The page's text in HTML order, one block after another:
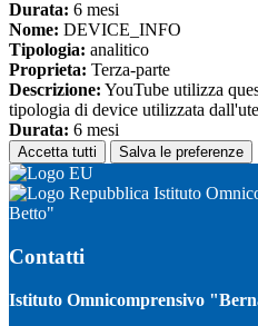
Durata: 6 mesi
Nome: DEVICE_INFO
Tipologia: analitico
Proprieta: Terza-parte
Descrizione: YouTube utilizza
tipologia di device utilizzata
Durata: 6 mesi
Accetta tutti Salva le preferenze
Istituto
Betto"
Contatti
Istituto Omnicomprensivo